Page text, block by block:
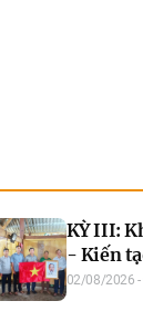
KỲ III:
- Kiến
02/08/2026 -